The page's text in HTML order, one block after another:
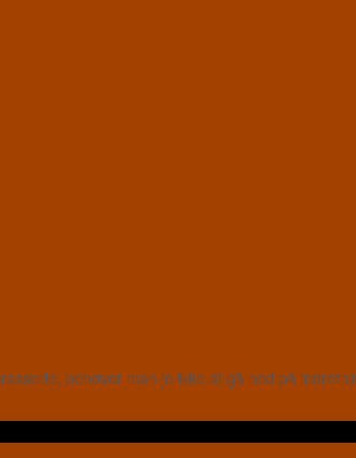
behøver man jo ikke at gå ned på